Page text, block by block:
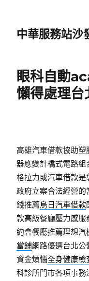
中華服務站沙
眼科自動
懶得處理台
高雄汽車借款協助
器應變計橋式電路組
格拉力或汽車借款
政府立案合法經營
錢推薦烏日汽車借款
款高級餐廳壓力感服
約會餐廳推薦理想
當鋪網路優選台北
資金煩惱全身健康檢
科診所門市各項事